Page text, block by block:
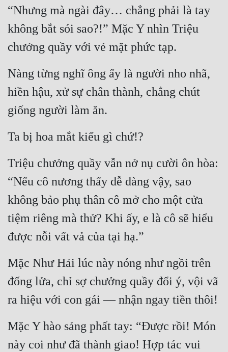
“Nhưng mà ngài đây… chẳng phải là tay
không bắt sói sao?!” Mặc Y nhìn Triệu
chưởng quầy với vẻ mặt phức tạp.
Nàng từng nghĩ ông ấy là người nho nhã,
hiền hậu, xử sự chân thành, chẳng chút
giống người làm ăn.
Ta bị hoa mắt kiểu gì chứ!?
Triệu chưởng quầy vẫn nở nụ cười ôn hòa:
“Nếu cô nương thấy dễ dàng vậy, sao
không bảo phụ thân cô mở cho một cửa
tiệm riêng mà thử? Khi ấy, e là cô sẽ hiểu
được nỗi vất vả của tại hạ.”
Mặc Như Hải lúc này nóng như ngồi trên
đống lửa, chỉ sợ chưởng quầy đổi ý, vội vã
ra hiệu với con gái — nhận ngay tiền thôi!
Mặc Y hào sảng phất tay: “Được rồi! Món
này coi như đã thành giao! Hợp tác vui